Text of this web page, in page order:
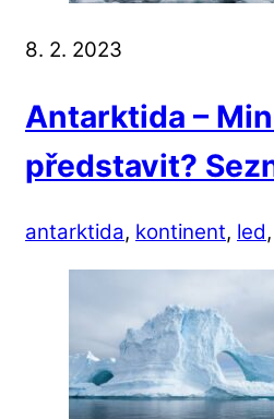
8. 2. 2023
Antarktida –
představit?
antarktida, kontinent, led,